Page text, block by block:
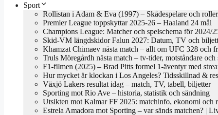
Sport
Rollistan i Adam & Eva (1997) – Skådespelare och roller
Premier League toppskyttar 2025-26 – Haaland 24 mål
Champions League: Matcher och spelschema för 2024/
Skid-VM längdskidor Falun 2027: Datum, TV och
Khamzat Chimaev nästa match – allt om UFC 328 och
Truls Möregårdh nästa match – tv-tider, motståndare och
F1-filmen (2025) – Brad Pitts formel 1-äventyr med
Hur mycket är klockan i Los Angeles? Tidsskillnad &
Växjö Lakers resultat idag – match, TV, tabell, biljetter
Sporting mot Rio Ave – historia, statistik och sändning
Utsikten mot Kalmar FF 2025: matchinfo, ekonomi och
Estrela Amadora mot Sporting – var sänds matchen? |